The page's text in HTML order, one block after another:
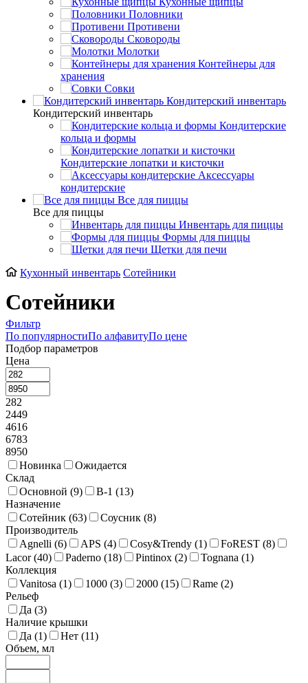
Половники
Противени
Сковороды
Молотки
Контейнеры для
хранения
Совки
Кондитерский инвентарь
Кондитерский инвентарь
Кондитерские
кольца и формы
Кондитерские лопатки и кисточки
Аксессуары
кондитерские
Все для пиццы
Все для пиццы
Инвентарь для пиццы
Формы для пиццы
Щетки для печи
Кухонный инвентарь Сотейники
Сотейники
Фильтр
По популярностиПо алфавитуПо цене
Подбор параметров
Цена
282
2449
4616
6783
8950
Новинка
Ожидается
Склад
Основной (9) В-1 (13)
Назначение
Сотейник (63) Соусник (8)
Производитель
Agnelli (6) APS (4) Cosy&Trendy (1) FoREST (8)
Lacor (40) Paderno (18) Pintinox (2) Tognana (1)
Коллекция
Vanitosa (1) 1000 (3) 2000 (15) Rame (2)
Рельеф
Да (3)
Наличие крышки
Да (1) Нет (11)
Объем, мл